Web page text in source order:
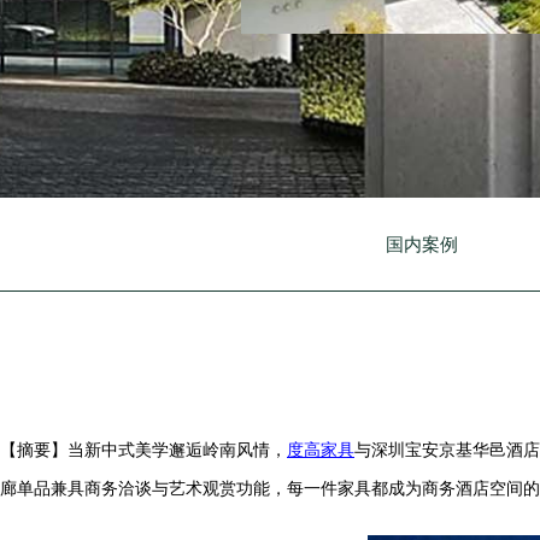
国内案例
【摘要】当新中式美学邂逅岭南风情， 度高家具与深圳宝安京基华邑酒
廊单品兼具商务洽谈与艺术观赏功能，每一件家具都成为商务酒店空间